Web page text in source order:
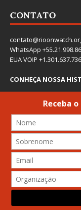
CONTATO
WhatsApp
EUA VOIP
CONHEÇA NOSSA